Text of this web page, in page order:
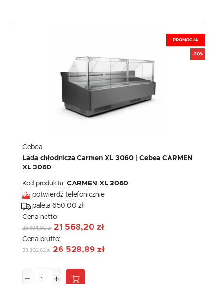
PROMOCJA
-20%
Cebea
Lada chłodnicza Carmen XL 3060 | Cebea CARMEN
XL 3060
Kod produktu: CARMEN XL 3060
potwierdź telefonicznie
paleta 650.00 zł
Cena netto:
26 994,00 zł 21 568,20 zł
Cena brutto:
33 202,62 zł 26 528,89 zł